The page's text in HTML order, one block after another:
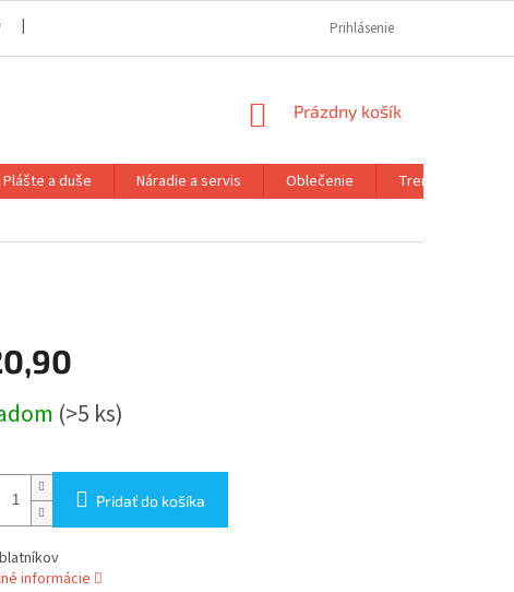
REKLAMAČNÝ FORMULÁR
Prihlásenie
NÁKUPNÝ
Prázdny košík
Plášte a duše Náradie a servis Oblečenie
Trenažéry a
(>5 ks)
Pridať do košíka
informácie